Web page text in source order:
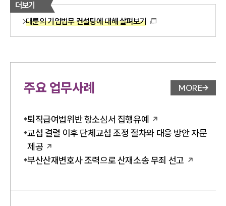
더보기
대륜의 기업법무 컨설팅에 대해 살펴보기
주요 업무사례 업무사례
MORE
퇴직급여법위반 항소심서 집행유예
교섭 결렬 이후 단체교섭 조정 절차와 대응 방안 자문
제공
부산산재변호사 조력으로 산재소송 무죄 선고